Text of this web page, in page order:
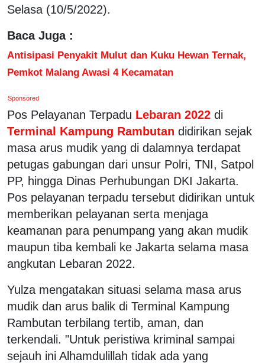
Selasa (10/5/2022).
Baca Juga :
Antisipasi Penyakit Mulut dan Kuku Hewan Ternak,
Pemkot Malang Awasi 4 Kecamatan
Sponsored
Pos Pelayanan Terpadu Lebaran 2022 di
Terminal Kampung Rambutan didirikan sejak
masa arus mudik yang di dalamnya terdapat
petugas gabungan dari unsur Polri, TNI, Satpol
PP, hingga Dinas Perhubungan DKI Jakarta.
Pos pelayanan terpadu tersebut didirikan untuk
memberikan pelayanan serta menjaga
keamanan para penumpang yang akan mudik
maupun tiba kembali ke Jakarta selama masa
angkutan Lebaran 2022.
Yulza mengatakan situasi selama masa arus
mudik dan arus balik di Terminal Kampung
Rambutan terbilang tertib, aman, dan
terkendali. "Untuk peristiwa kriminal sampai
sejauh ini Alhamdulillah tidak ada yang